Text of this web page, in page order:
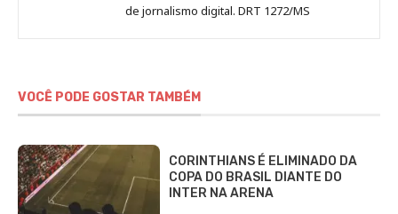
de jornalismo digital. DRT 1272/MS
VOCÊ PODE GOSTAR TAMBÉM
CORINTHIANS É ELIMINADO DA
COPA DO BRASIL DIANTE DO
INTER NA ARENA